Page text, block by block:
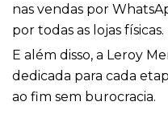
nas vendas por
por todas as lojas físicas.
E além disso, a Leroy
dedicada para cada
ao fim sem burocracia.